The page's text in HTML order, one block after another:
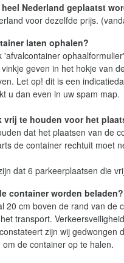
Nederland geplaatst
voor dezelfde prijs.
laten ophalen?
'afvalcontainer
geven in het hokje van
Let op! dit is een
u dan even in uw spam map.
vrij te houden voor het
dat het plaatsen van de
de container rechtuit moet
dat 6 parkeerplaatsen die
container worden beladen?
20 cm boven de rand van
transport.
zijn wij
de container op te halen.